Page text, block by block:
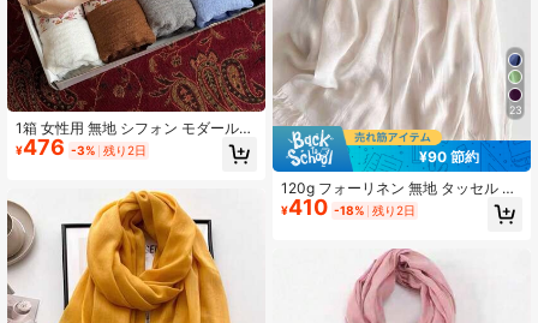
1箱 女性用 無地 シフォン モダール
ヒジャブ ヘッドスカーフ、カジュア
ルスカーフ、ビスコース ヘッドスカ
¥476 -3% 残り2日
23
¥90 節約
120g フォーリネン 無地 タッセル ウ
ォームマフラー ショール、トラベル
ギフト、竹編みラップ、ビーチタオ
¥410 -18% 残り2日